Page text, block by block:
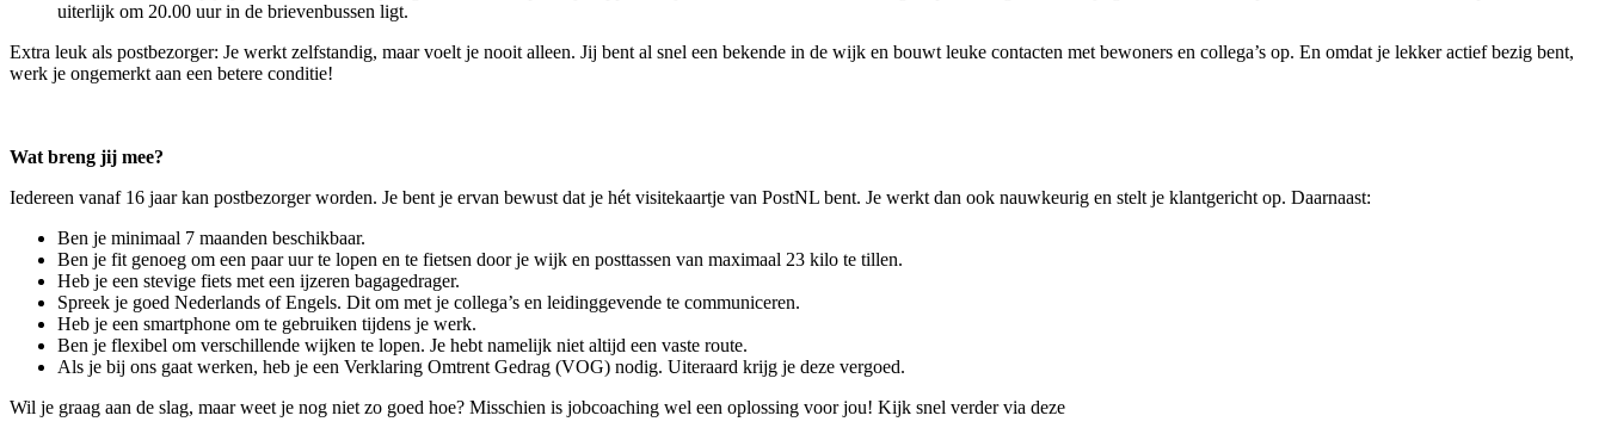
uiterlijk om 20.00 uur in de brievenbussen ligt.
Extra leuk als postbezorger: Je werkt zelfstandig, maar voelt je nooit alleen. Jij bent al snel een bekende in de wijk en bouwt leuke contacten met bewoners en collega’s op. En omdat je lekker actief bezig bent,
werk je ongemerkt aan een betere conditie!
Wat breng jij mee?
Iedereen vanaf 16 jaar kan postbezorger worden. Je bent je ervan bewust dat je hét visitekaartje van PostNL bent. Je werkt dan ook nauwkeurig en stelt je klantgericht op. Daarnaast:
Ben je minimaal 7 maanden beschikbaar.
Ben je fit genoeg om een paar uur te lopen en te fietsen door je wijk en posttassen van maximaal 23 kilo te tillen.
Heb je een stevige fiets met een ijzeren bagagedrager.
Spreek je goed Nederlands of Engels. Dit om met je collega’s en leidinggevende te communiceren.
Heb je een smartphone om te gebruiken tijdens je werk.
Ben je flexibel om verschillende wijken te lopen. Je hebt namelijk niet altijd een vaste route.
Als je bij ons gaat werken, heb je een Verklaring Omtrent Gedrag (VOG) nodig. Uiteraard krijg je deze vergoed.
Wil je graag aan de slag, maar weet je nog niet zo goed hoe? Misschien is jobcoaching wel een oplossing voor jou! Kijk snel verder via deze